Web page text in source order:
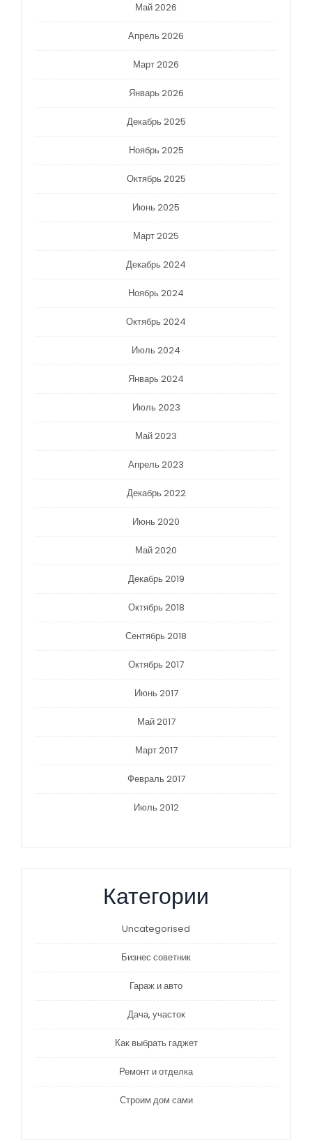
Май 2026
Апрель 2026
Март 2026
Январь 2026
Декабрь 2025
Ноябрь 2025
Октябрь 2025
Июнь 2025
Март 2025
Декабрь 2024
Ноябрь 2024
Октябрь 2024
Июль 2024
Январь 2024
Июль 2023
Май 2023
Апрель 2023
Декабрь 2022
Июнь 2020
Май 2020
Декабрь 2019
Октябрь 2018
Сентябрь 2018
Октябрь 2017
Июнь 2017
Май 2017
Март 2017
Февраль 2017
Июль 2012
Категории
Uncategorised
Бизнес советник
Гараж и авто
Дача, участок
Как выбрать гаджет
Ремонт и отделка
Строим дом сами